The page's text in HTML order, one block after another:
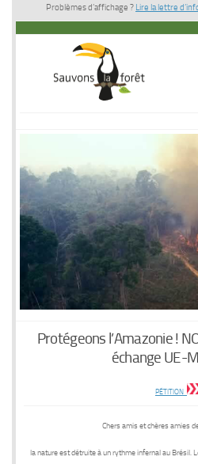
Problèmes d’affichage ? Lire la lettre
Protégeons l’Amazonie !
échange UE-
PÉTITION
Chers amis et chères amies
la nature est détruite à un rythme infernal au Brésil.